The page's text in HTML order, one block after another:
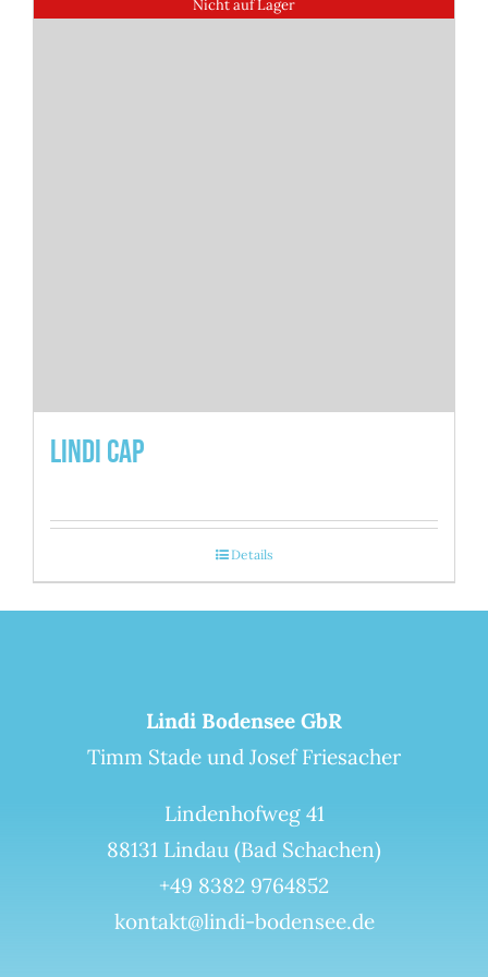
Nicht auf Lager
Lindi Cap
Details
Lindi Bodensee GbR
Timm Stade und Josef Friesacher
Lindenhofweg 41
88131 Lindau (Bad Schachen)
+49 8382 9764852
kontakt@lindi-bodensee.de